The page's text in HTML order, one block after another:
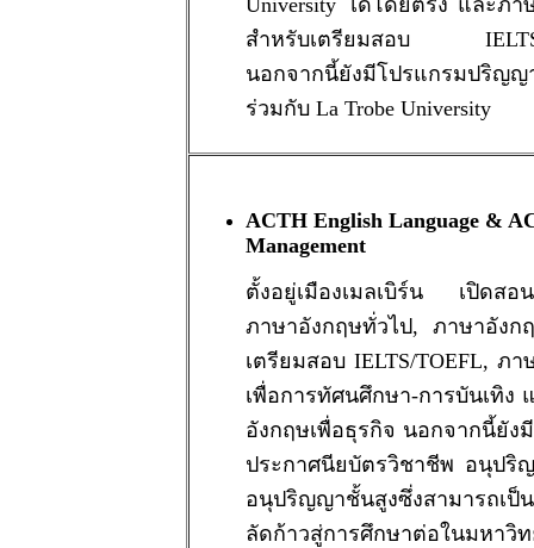
University ได้โดยตรง และภา
สำหรับเตรียมสอบ IELTS/
นอกจากนี้ยังมีโปรแกรมปริญญ
ร่วมกับ La Trobe University
ACTH English Language &
Management
ตั้งอยู่เมืองเมลเบิร์น เปิดสอ
ภาษาอังกฤษทั่วไป, ภาษาอังก
เตรียมสอบ IELTS/TOEFL, ภา
เพื่อการทัศนศึกษา-การบันเทิง
อังกฤษเพื่อธุรกิจ นอกจากนี้ยัง
ประกาศนียบัตรวิชาชีพ อนุปริ
อนุปริญญาชั้นสูงซึ่งสามารถเป็
ลัดก้าวสู่การศึกษาต่อในมหาวิ